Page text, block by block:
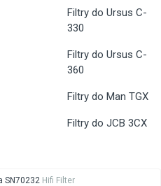
Filtry do Ursus C-
330
Filtry do Ursus C-
360
Filtry do Man TGX
Filtry do JCB 3CX
SN70232 Hifi Filter